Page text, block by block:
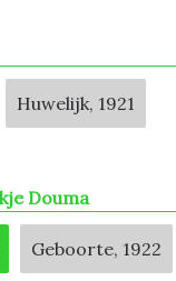
Huwelijk, 1921
Douma
Geboorte, 1922